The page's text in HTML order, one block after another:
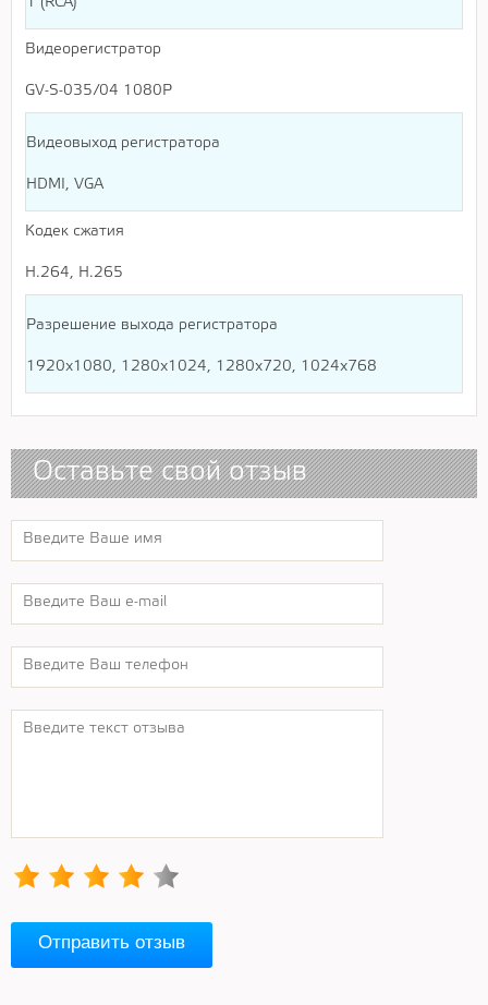
Видеорегистратор
GV-S-035/04 1080P
Видеовыход регистратора
HDMI, VGA
Кодек сжатия
H.264, H.265
Разрешение выхода регистратора
1920х1080, 1280х1024, 1280х720, 1024х768
Оставьте свой отзыв
Отправить отзыв